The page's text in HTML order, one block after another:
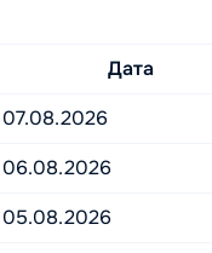
Дата
07.08.2026
06.08.2026
05.08.2026